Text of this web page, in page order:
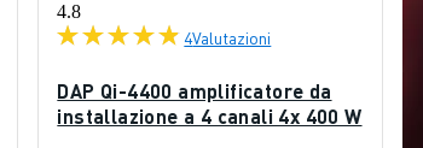
4.8
4Valutazioni
DAP Qi-4400 amplificatore da
installazione a 4 canali 4x 400 W